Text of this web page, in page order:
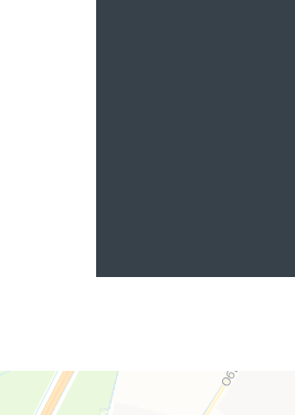
Яндекс.Карты
Яндекс.Карты — поиск мест и адресов, городской